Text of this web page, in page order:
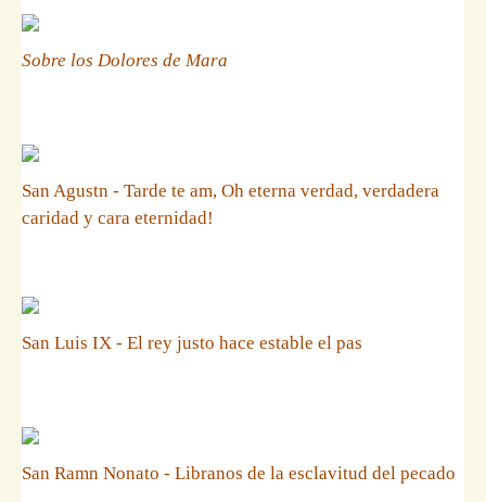
Sobre los Dolores de Mara
San Agustn - Tarde te am, Oh eterna verdad, verdadera
caridad y cara eternidad!
San Luis IX - El rey justo hace estable el pas
San Ramn Nonato - Libranos de la esclavitud del pecado